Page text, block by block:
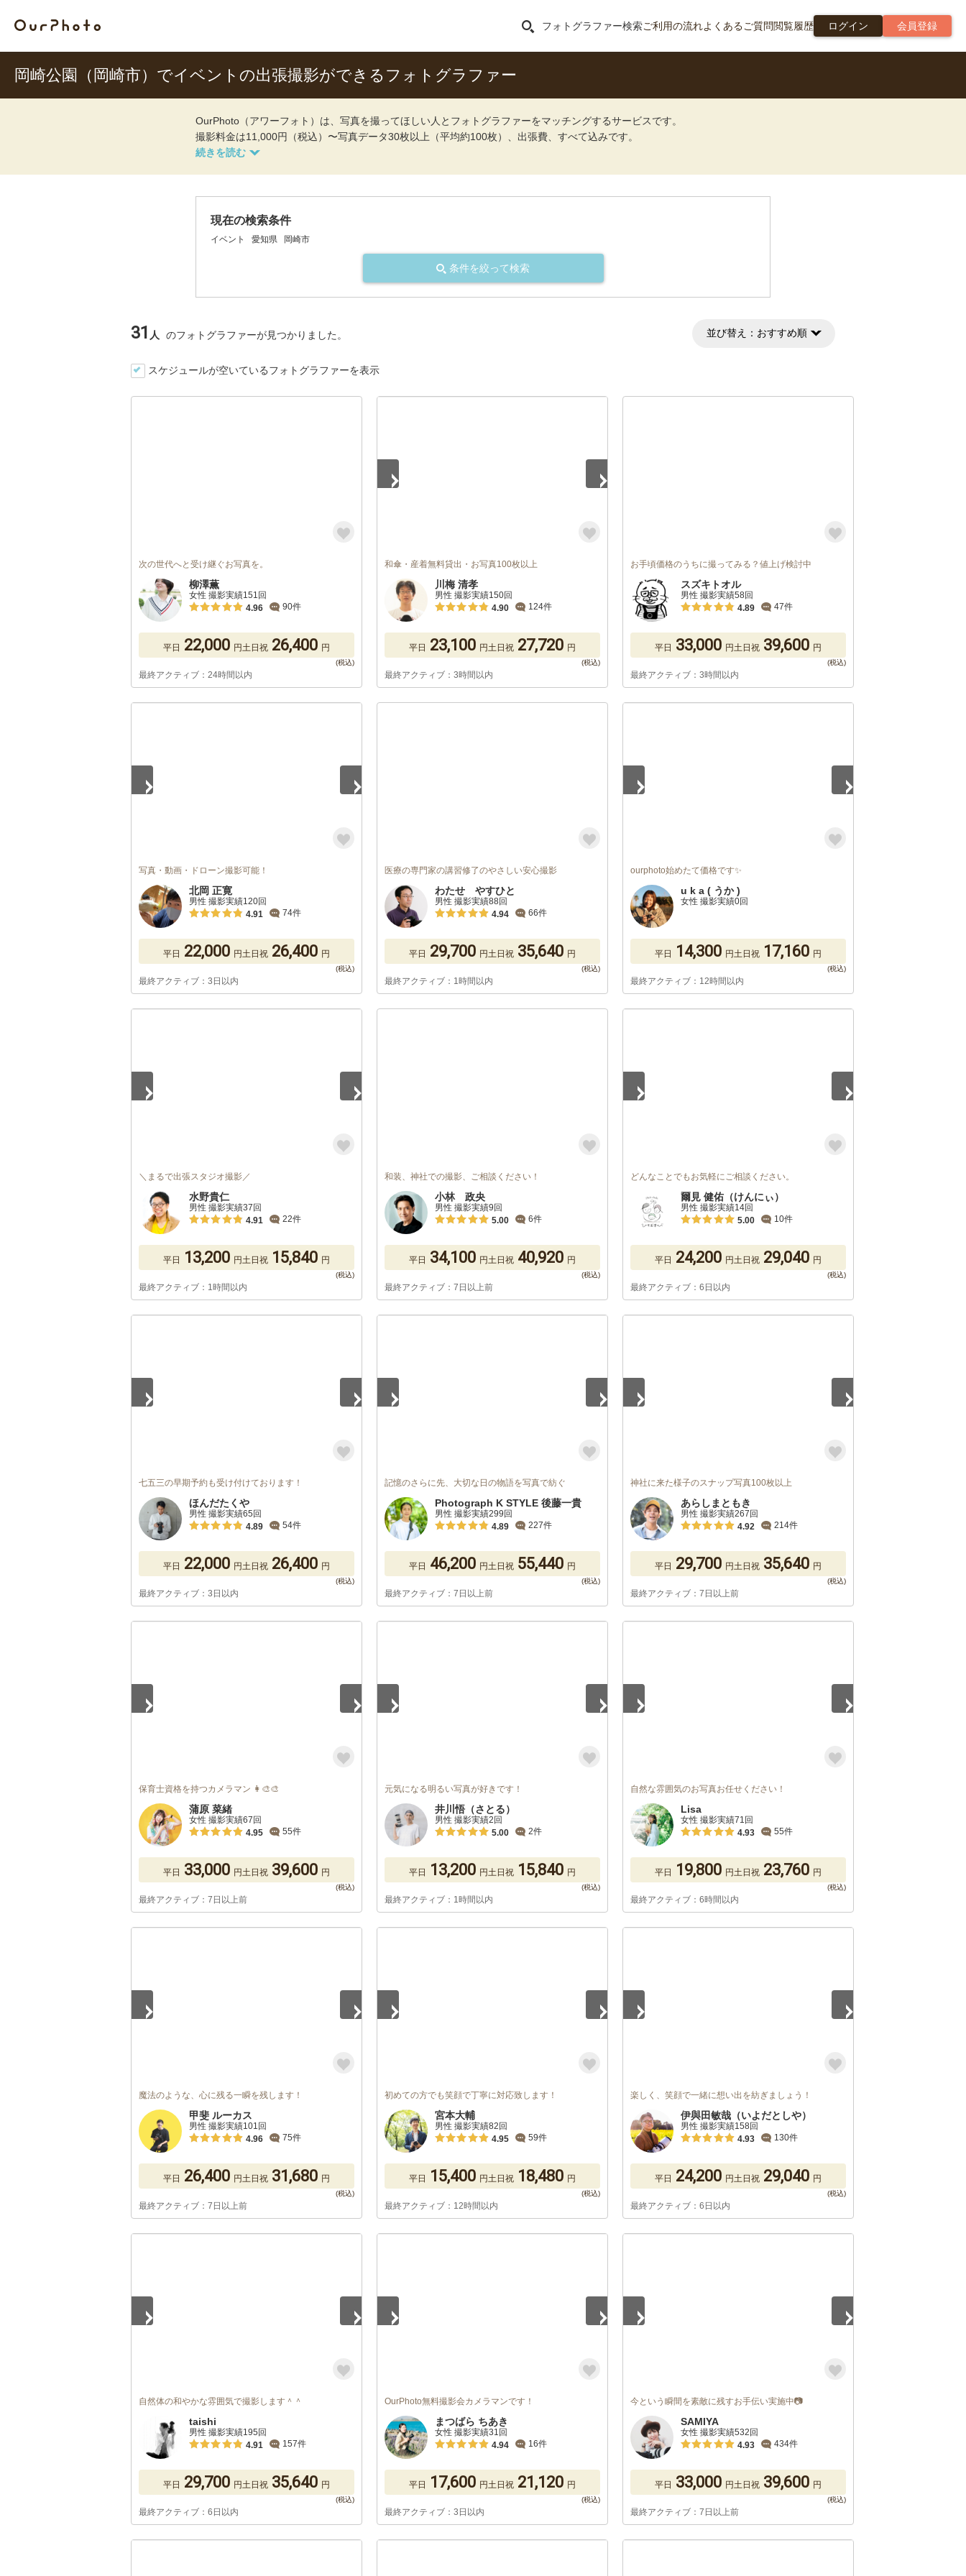
フォトグラファー検索ご利用の流れよくあるご質問閲覧履歴 ログイン 会員登録
岡崎公園（岡崎市）でイベントの出張撮影ができるフォトグラファー
OurPhoto（アワーフォト）は、写真を撮ってほしい人とフォトグラファーをマッチングするサービスです。
撮影料金は11,000円（税込）〜写真データ30枚以上（平均約100枚）、出張費、すべて込みです。
現在の検索条件
イベント 愛知県 岡崎市
条件を絞って検索
31 人 のフォトグラファーが見つかりました。 並び替え： おすすめ順
スケジュールが空いているフォトグラファーを表示
次の世代へと受け継ぐお写真を。
柳澤薫
女性 撮影実績151回
4.96
90件
平日 22,000 円土日祝 26,400 円
最終アクティブ：24時間以内
和傘・産着無料貸出・お写真100枚以上
川梅 清孝
男性 撮影実績150回
4.90
124件
平日 23,100 円土日祝 27,720 円
最終アクティブ：3時間以内
お手頃価格のうちに撮ってみる？値上げ検討中
スズキトオル
男性 撮影実績58回
4.89
47件
平日 33,000 円土日祝 39,600 円
最終アクティブ：3時間以内
写真・動画・ドローン撮影可能！
北岡 正寛
男性 撮影実績120回
4.91
74件
平日 22,000 円土日祝 26,400 円
最終アクティブ：3日以内
医療の専門家の講習修了のやさしい安心撮影
わたせ やすひと
男性 撮影実績88回
4.94
66件
平日 29,700 円土日祝 35,640 円
最終アクティブ：1時間以内
ourphoto始めたて価格です✨
u k a ( うか )
女性 撮影実績0回
平日 14,300 円土日祝 17,160 円
最終アクティブ：12時間以内
＼まるで出張スタジオ撮影／
水野貴仁
男性 撮影実績37回
4.91
22件
平日 13,200 円土日祝 15,840 円
最終アクティブ：1時間以内
和装、神社での撮影、ご相談ください！
小林 政央
男性 撮影実績9回
5.00
6件
平日 34,100 円土日祝 40,920 円
最終アクティブ：7日以上前
どんなことでもお気軽にご相談ください。
爾見 健佑（けんにぃ）
男性 撮影実績14回
5.00
10件
平日 24,200 円土日祝 29,040 円
最終アクティブ：6日以内
七五三の早期予約も受け付けております！
ほんだたくや
男性 撮影実績65回
4.89
54件
平日 22,000 円土日祝 26,400 円
最終アクティブ：3日以内
記憶のさらに先、大切な日の物語を写真で紡ぐ
Photograph K STYLE 後藤一貴
男性 撮影実績299回
4.89
227件
平日 46,200 円土日祝 55,440 円
最終アクティブ：7日以上前
神社に来た様子のスナップ写真100枚以上
あらしまともき
男性 撮影実績267回
4.92
214件
平日 29,700 円土日祝 35,640 円
最終アクティブ：7日以上前
保育士資格を持つカメラマン 👩‍🎨🎨
蒲原 菜緒
女性 撮影実績67回
4.95
55件
平日 33,000 円土日祝 39,600 円
最終アクティブ：7日以上前
元気になる明るい写真が好きです！
井川悟（さとる）
男性 撮影実績2回
5.00
2件
平日 13,200 円土日祝 15,840 円
最終アクティブ：1時間以内
自然な雰囲気のお写真お任せください！
Lisa
女性 撮影実績71回
4.93
55件
平日 19,800 円土日祝 23,760 円
最終アクティブ：6時間以内
魔法のような、心に残る一瞬を残します！
甲斐 ルーカス
男性 撮影実績101回
4.96
75件
平日 26,400 円土日祝 31,680 円
最終アクティブ：7日以上前
初めての方でも笑顔で丁寧に対応致します！
宮本大輔
男性 撮影実績82回
4.95
59件
平日 15,400 円土日祝 18,480 円
最終アクティブ：12時間以内
楽しく、笑顔で一緒に想い出を紡ぎましょう！
伊與田敏哉（いよだとしや）
男性 撮影実績158回
4.93
130件
平日 24,200 円土日祝 29,040 円
最終アクティブ：6日以内
自然体の和やかな雰囲気で撮影します＾＾
taishi
男性 撮影実績195回
4.91
157件
平日 29,700 円土日祝 35,640 円
最終アクティブ：6日以内
OurPhoto無料撮影会カメラマンです！
まつばら ちあき
女性 撮影実績31回
4.94
16件
平日 17,600 円土日祝 21,120 円
最終アクティブ：3日以内
今という瞬間を素敵に残すお手伝い実施中📷
SAMIYA
女性 撮影実績532回
4.93
434件
平日 33,000 円土日祝 39,600 円
最終アクティブ：7日以上前